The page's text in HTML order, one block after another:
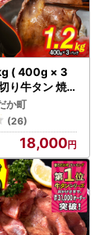
( 400g × 3
り牛タン 焼
か町
(26)
18,000